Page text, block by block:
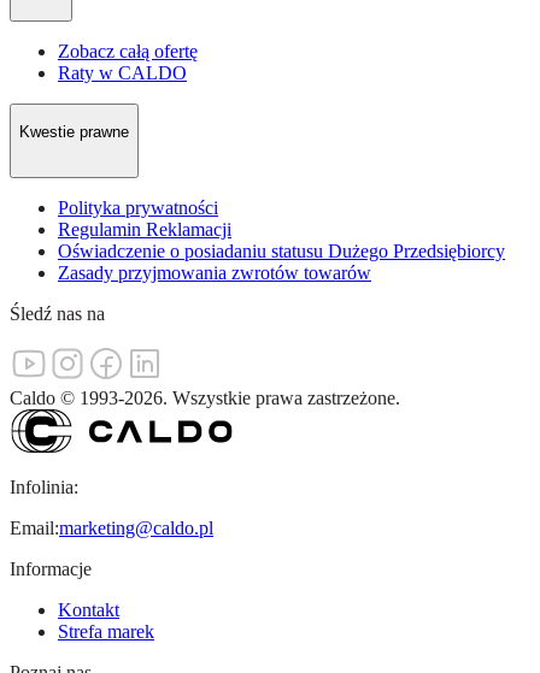
Zobacz całą ofertę
Raty w CALDO
Kwestie prawne
Polityka prywatności
Regulamin Reklamacji
Oświadczenie o posiadaniu statusu Dużego Przedsiębiorcy
Zasady przyjmowania zwrotów towarów
Śledź nas na
Caldo © 1993-2026. Wszystkie prawa zastrzeżone.
Infolinia:
Email:marketing@caldo.pl
Informacje
Kontakt
Strefa marek